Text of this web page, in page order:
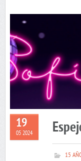
19
05 2024
15